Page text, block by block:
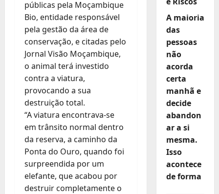
públicas pela Moçambique
Bio, entidade responsável
pela gestão da área de
conservação, e citadas pelo
Jornal Visão Moçambique,
o animal terá investido
contra a viatura,
provocando a sua
destruição total.
“A viatura encontrava-se
em trânsito normal dentro
da reserva, a caminho da
Ponta do Ouro, quando foi
surpreendida por um
elefante, que acabou por
destruir completamente o
A maioria
das
pessoas
não
acorda
certa
manhã e
decide
abandon
ar a si
mesma.
Isso
acontece
de forma